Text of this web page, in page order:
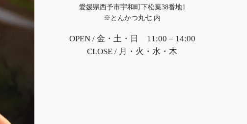
愛媛県西予市宇和町下松葉38番地1
※とんかつ丸七 内
OPEN / 金・土・日 11:00 – 14:00
CLOSE / 月・火・水・木